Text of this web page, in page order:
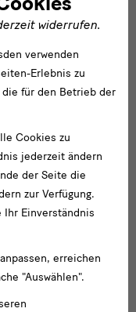
bis 1800
widerrufen.
verwenden
Erlebnis zu
für den Betrieb der
Cookies zu
jederzeit ändern
der Seite die
zur Verfügung.
Ihr Einverständnis
erreichen
"Auswählen".